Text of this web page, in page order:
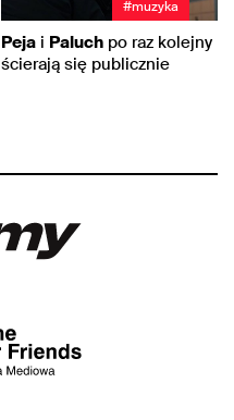
#muzyka
Peja i Paluch po raz kolejny
ścierają się publicznie